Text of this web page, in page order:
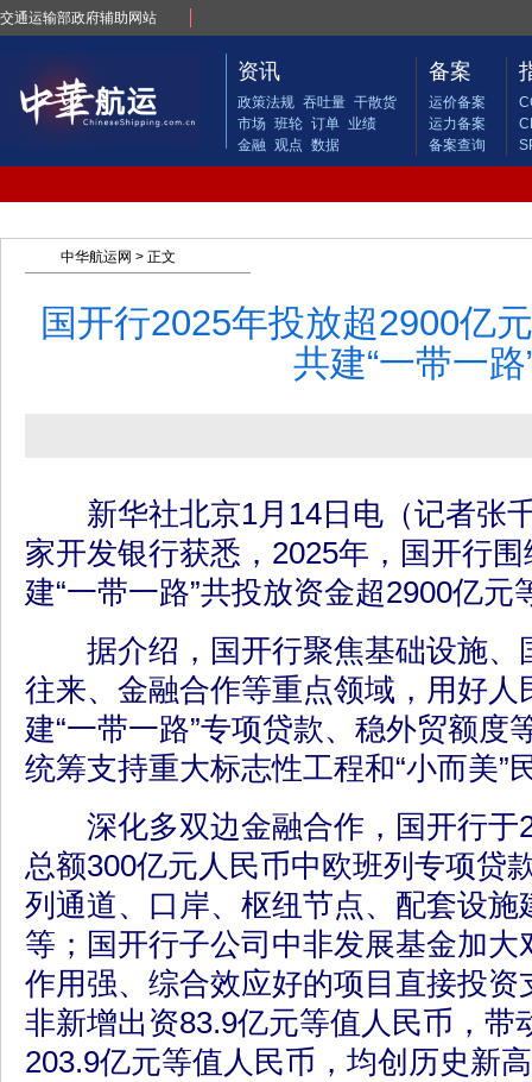
交通运输部政府辅助网站
资讯
政策法规 吞吐量 干散货
市场 班轮 订单 业绩
金融 观点 数据
备案
运价备案
运力备案
备案查询
中华航运网 > 正文
国开行2025年投放超2900亿
共建“一带一路
新华社北京1月14日电（记者张
家开发银行获悉，2025年，国开行
建“一带一路”共投放资金超2900亿元
据介绍，国开行聚焦基础设施、
往来、金融合作等重点领域，用好人
建“一带一路”专项贷款、稳外贸额度
统筹支持重大标志性工程和“小而美”
深化多双边金融合作，国开行于
总额300亿元人民币中欧班列专项贷
列通道、口岸、枢纽节点、配套设施
等；国开行子公司中非发展基金加
作用强、综合效应好的项目直接投资
非新增出资83.9亿元等值人民币，带
203.9亿元等值人民币，均创历史新